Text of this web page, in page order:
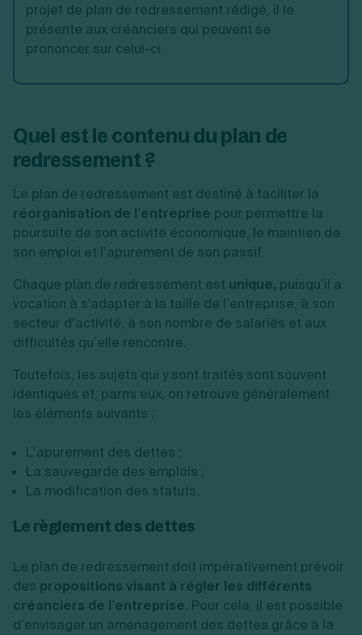
projet de plan de redressement rédigé, il le
présente aux créanciers qui peuvent se
prononcer sur celui-ci.
Quel est le contenu du plan de
redressement ?
Le plan de redressement est destiné à faciliter la
réorganisation de l’entreprise pour permettre la
poursuite de son activité économique, le maintien de
son emploi et l’apurement de son passif.
Chaque plan de redressement est unique, puisqu’il a
vocation à s'adapter à la taille de l’entreprise, à son
secteur d’activité, à son nombre de salariés et aux
difficultés qu’elle rencontre.
Toutefois, les sujets qui y sont traités sont souvent
identiques et, parmi eux, on retrouve généralement
les éléments suivants :
L’apurement des dettes ;
La sauvegarde des emplois ;
La modification des statuts.
Le règlement des dettes
Le plan de redressement doit impérativement prévoir
des propositions visant à régler les différents
créanciers de l’entreprise. Pour cela, il est possible
d’envisager un aménagement des dettes grâce à la